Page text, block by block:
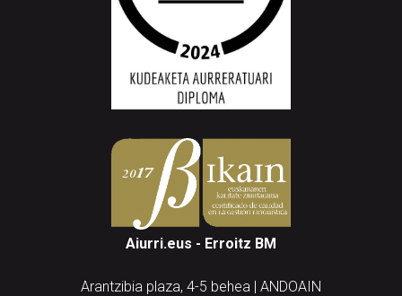
Aiurri.eus - Erroitz BM
Arantzibia plaza, 4-5 behea | ANDOAIN